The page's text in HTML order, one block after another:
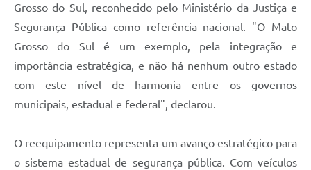
Grosso do Sul, reconhecido pelo Ministério da Justiça e
Segurança Pública como referência nacional. "O Mato
Grosso do Sul é um exemplo, pela integração e
importância estratégica, e não há nenhum outro estado
com este nível de harmonia entre os governos
municipais, estadual e federal", declarou.
O reequipamento representa um avanço estratégico para
o sistema estadual de segurança pública. Com veículos